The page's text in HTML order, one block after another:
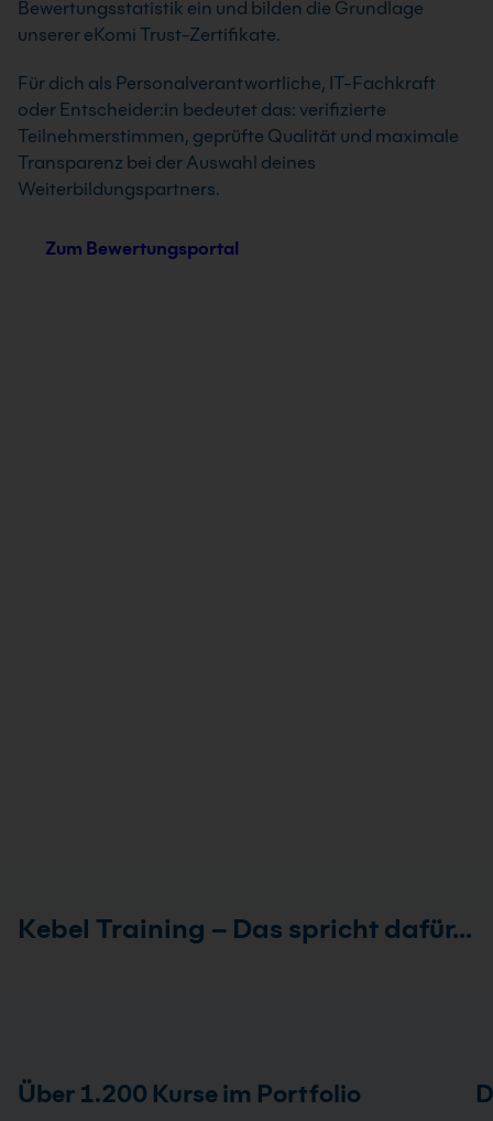
Bewertungsstatistik ein und bilden die Grundlage
unserer eKomi Trust-Zertifikate.
Für dich als Personalverantwortliche, IT-Fachkraft
oder Entscheider:in bedeutet das: verifizierte
Teilnehmerstimmen, geprüfte Qualität und maximale
Transparenz bei der Auswahl deines
Weiterbildungspartners.
Zum Bewertungsportal
Kebel Training – Das spricht dafür…
Über 1.200 Kurse im Portfolio